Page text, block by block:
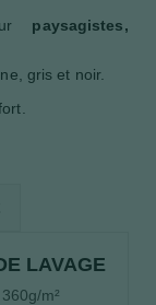
paysagistes,
gris et noir.
LAVAGE
m²